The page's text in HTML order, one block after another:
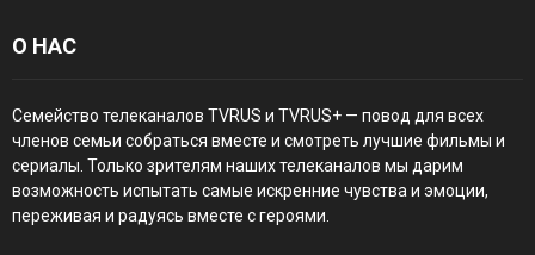
О НАС
Семейство телеканалов TVRUS и TVRUS+ — повод для всех
членов семьи собраться вместе и смотреть лучшие фильмы и
сериалы. Только зрителям наших телеканалов мы дарим
возможность испытать самые искренние чувства и эмоции,
переживая и радуясь вместе с героями.